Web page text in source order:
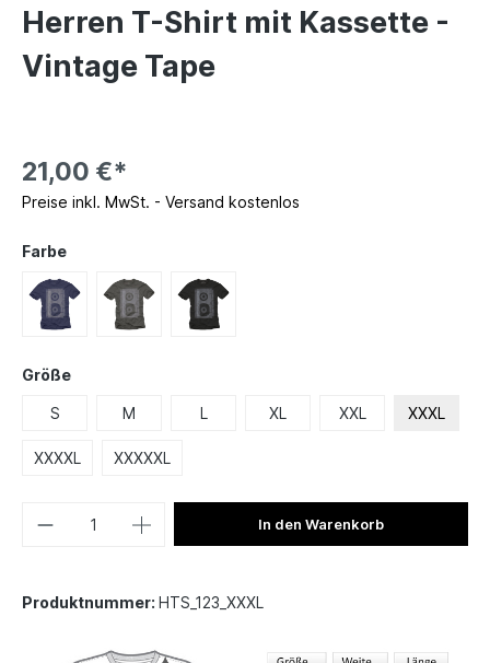
Herren T-Shirt mit Kassette -
Vintage Tape
21,00 €*
Preise inkl. MwSt. - Versand kostenlos
Farbe
Größe
S M L XL XXL XXXL
XXXXL XXXXXL
In den Warenkorb
Produktnummer: HTS_123_XXXL